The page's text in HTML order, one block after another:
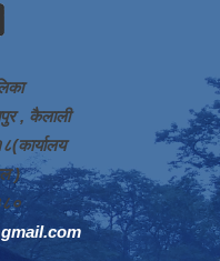
, कैलाली
)